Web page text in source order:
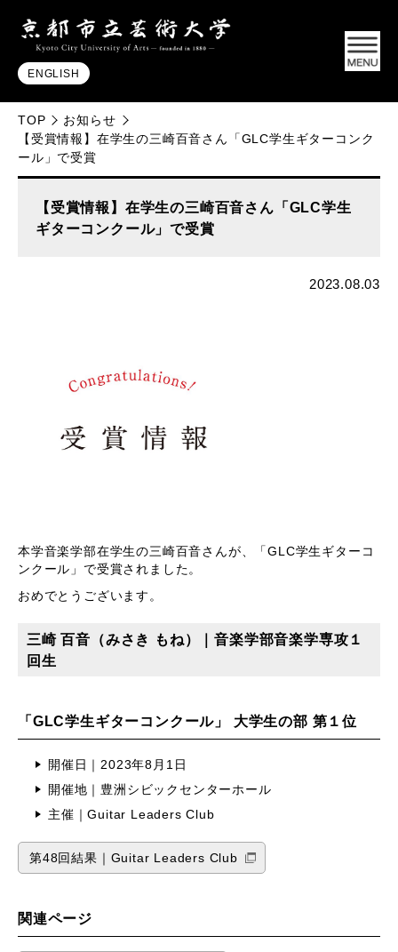
ENGLISH
TOP
お知らせ
【受賞情報】在学生の三崎百音さん「GLC学生ギターコンク
ール」で受賞
【受賞情報】在学生の三崎百音さん「GLC学生
ギターコンクール」で受賞
2023.08.03
本学音楽学部在学生の三崎百音さんが、「GLC学生ギターコ
ンクール 」で受賞されました。
おめでとうございます。
三崎 百音（みさき もね）｜音楽学部音楽学専攻１
回生
「GLC学生ギターコンクール」 大学生の部 第１位
開催日｜2023年8月1日
開催地｜豊洲シビックセンターホール
主催｜Guitar Leaders Club
第48回結果｜Guitar Leaders Club
関連ページ